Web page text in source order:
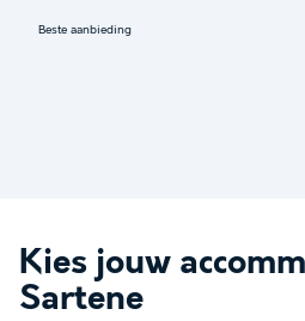
Beste aanbieding
Kies jouw
Sartene